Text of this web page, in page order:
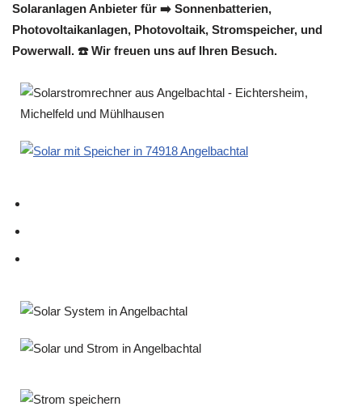
Solaranlagen Anbieter für ➡️ Sonnenbatterien,
Photovoltaikanlagen, Photovoltaik, Stromspeicher, und
Powerwall. ☎️ Wir freuen uns auf Ihren Besuch.